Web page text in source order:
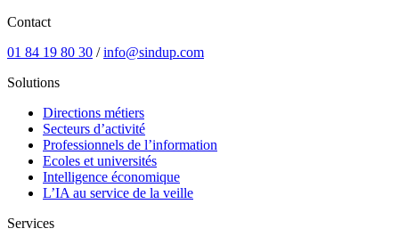
Contact
01 84 19 80 30 /info@sindup.com
Solutions
Directions métiers
Secteurs d’activité
Professionnels de l’information
Ecoles et universités
Intelligence économique
L’IA au service de la veille
Services